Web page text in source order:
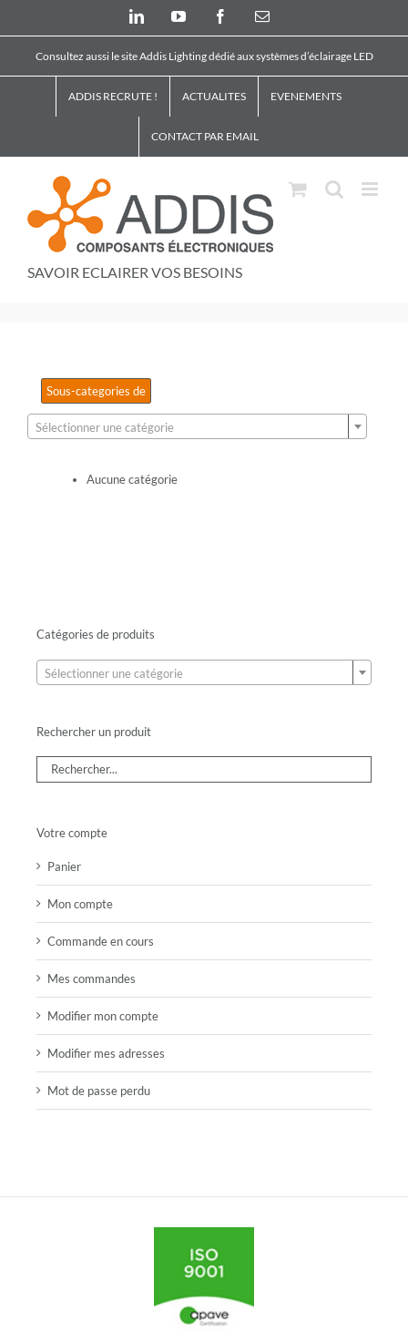
LinkedInYouTube FacebookEmail
Consultez aussi le site Addis Lighting dédié aux systèmes d’éclairage LED
ADDIS RECRUTE ! ACTUALITES EVENEMENTS
CONTACT PAR EMAIL
SAVOIR ECLAIRER VOS BESOINS
Sous-categories de
Sélectionner une catégorie
Aucune catégorie
Catégories de produits
Sélectionner une catégorie
Rechercher un produit
Votre compte
Panier
Mon compte
Commande en cours
Mes commandes
Modifier mon compte
Modifier mes adresses
Mot de passe perdu